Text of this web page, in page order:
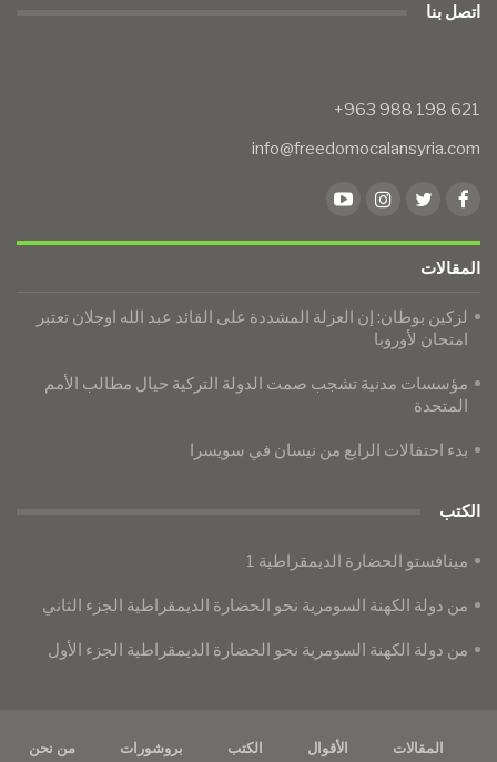
اتصل بنا
info@freedomocalansyria.com
المقالات
لزكين بوطان: إن العزلة المشددة على القائد عبد الله اوجلان تعتبر
امتحان لأوروبا
مؤسسات مدنية تشجب صمت الدولة التركية حيال مطالب الأمم
المتحدة
بدء احتفالات الرابع من نيسان في سويسرا
الكتب
مينافستو الحضارة الديمقراطية 1
من دولة الكهنة السومرية نحو الحضارة الديمقراطية الجزء الثاني
من دولة الكهنة السومرية نحو الحضارة الديمقراطية الجزء الأول
المقالات الأقوال الكتب بروشورات من نحن